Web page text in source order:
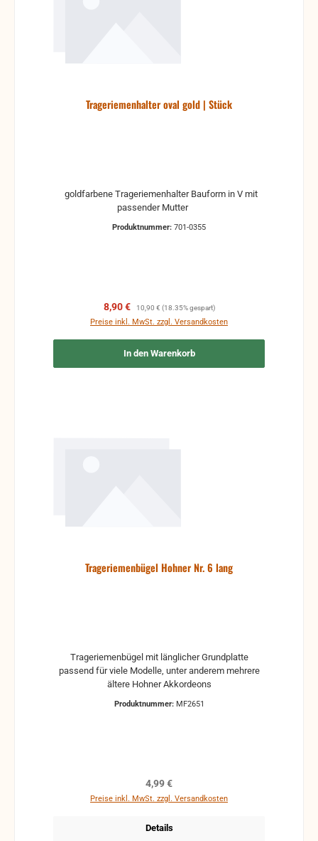
Trageriemenhalter oval gold | Stück
Produktnummer: 701-0355
Verkaufspreis:
8,90 € Regulärer Preis:
10,90 € (18.35% gespart)
Preise inkl. MwSt. zzgl. Versandkosten
In den Warenkorb
Trageriemenbügel Hohner Nr. 6 lang
Trageriemenbügel mit länglicher Grundplatte
passend für viele Modelle, unter anderem mehrere
ältere Hohner Akkordeons
Produktnummer: MF2651
Regulärer Preis:
4,99 €
Preise inkl. MwSt. zzgl. Versandkosten
Details